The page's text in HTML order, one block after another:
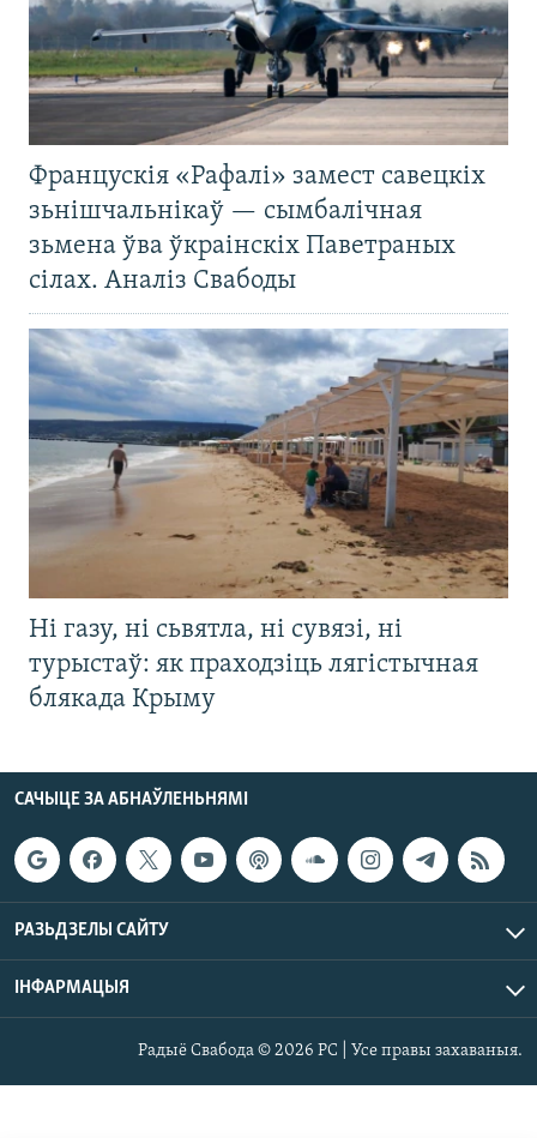
Францускія «Рафалі» замест савецкіх
зьнішчальнікаў — сымбалічная
зьмена ўва ўкраінскіх Паветраных
сілах. Аналіз Свабоды
Ні газу, ні сьвятла, ні сувязі, ні
турыстаў: як праходзіць лягістычная
блякада Крыму
САЧЫЦЕ ЗА АБНАЎЛЕНЬНЯМІ
РАЗЬДЗЕЛЫ САЙТУ
ІНФАРМАЦЫЯ
Радыё Свабода © 2026 РС | Усе правы захаваныя.